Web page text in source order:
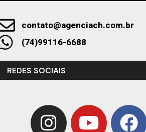
contato@agenciach.com.br
(74)99116-6688
REDES SOCIAIS